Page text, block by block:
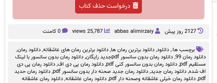
درخواست حذف کتاب
2127 روز پيش abbas alimirzaiy
25,787 views 0 کامنت
برچسب ها:,دانلود,دانلود برترین رمان ها,دانلود برترین رمان های عاشقانه,دانلود رمان,
دانلود رمان 99
,دانلود رمان بدون سانسور pdfجدید رایگان ,دانلود رمان بدون سانسور با لینک
مستقیم pdf
,دانلود رمان بدون سانسور کنی pdf ,دانلود رمان پی دی اف,دانلود رمان پی دی
اف شده,دانلود رمان جدید,دانلود رمان جدید صحنه دار بدون سانسور pdf ,دانلود رمان حدید
pdf
,دانلود رمان خیلی عاشقانه وصحنه دار pdf ,دانلود رمان عاشقانه,دانلود رمان عاشقانه